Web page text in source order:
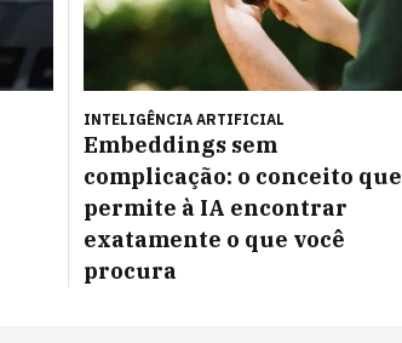
INTELIGÊNCIA ARTIFICIAL
Embeddings sem
complicação: o conceito que
permite à IA encontrar
exatamente o que você
procura